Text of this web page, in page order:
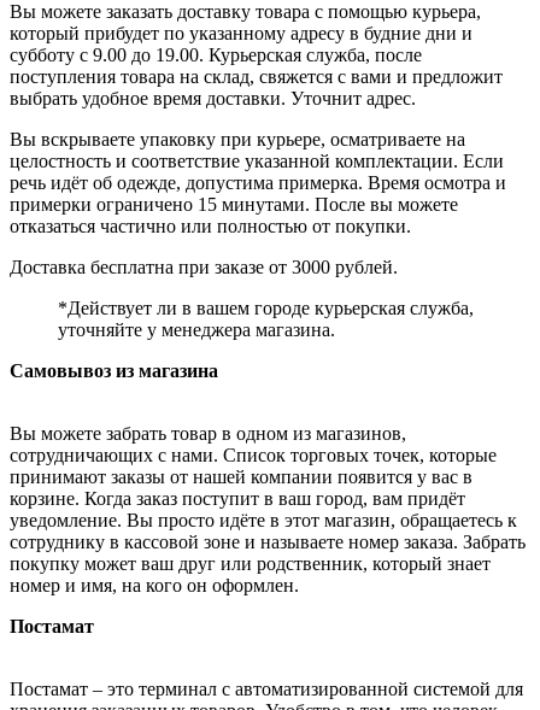
Вы можете заказать доставку товара с помощью курьера,
который прибудет по указанному адресу в будние дни и
субботу с 9.00 до 19.00. Курьерская служба, после
поступления товара на склад, свяжется с вами и предложит
выбрать удобное время доставки. Уточнит адрес.
Вы вскрываете упаковку при курьере, осматриваете на
целостность и соответствие указанной комплектации. Если
речь идёт об одежде, допустима примерка. Время осмотра и
примерки ограничено 15 минутами. После вы можете
отказаться частично или полностью от покупки.
Доставка бесплатна при заказе от 3000 рублей.
*Действует ли в вашем городе курьерская служба,
уточняйте у менеджера магазина.
Самовывоз из магазина
Вы можете забрать товар в одном из магазинов,
сотрудничающих с нами. Список торговых точек, которые
принимают заказы от нашей компании появится у вас в
корзине. Когда заказ поступит в ваш город, вам придёт
уведомление. Вы просто идёте в этот магазин, обращаетесь к
сотруднику в кассовой зоне и называете номер заказа. Забрать
покупку может ваш друг или родственник, который знает
номер и имя, на кого он оформлен.
Постамат
Постамат – это терминал с автоматизированной системой для